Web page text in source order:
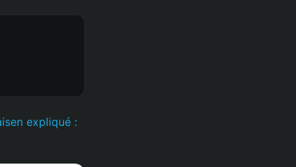
expliqué :